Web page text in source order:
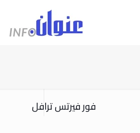
فور فيرتس ترافل